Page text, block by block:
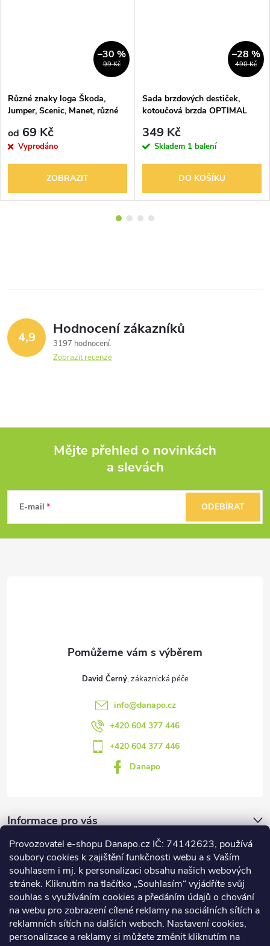
Provozovatel e-shopu Danapo.cz IČ: 74142623, používá
soubory cookies k zajištění funkčnosti webu a s Vaším
souhlasem i mj. k personalizaci obsahu našich webových
stránek. Kliknutím na tlačítko „Souhlasím“ vyjádříte svůj
souhlas s využíváním cookies a předáním údajů o chování
na webu pro zobrazení cílené reklamy na sociálních sítích a
reklamních sítích na dalších webech. Nastavení cookies,
personalizace a reklamy si můžete změnit kliknutím na
99 Kč
–30 %
Různé znaky loga Škoda,
Jumper, Scenic, Manet, různé
od 69 Kč
Vyprodáno
ZOBRAZIT
490 Kč
–28 %
Sada brzdových destiček,
kotoučová brzda OPTIMAL
349 Kč
Skladem 1 balení
DO KOŠÍKU
4,9 Hodnocení zákazníků
3197 hodnocení
Zobrazit recenze
p
Mějte přehled o novinkách
a slevách
E-mail ODEBÍRAT
David Černý
info@danapo.cz
+420 604 377 446
+420 604 377 446
Danapo
Informace pro vás
Dotazník
Co upřednosťnujete?
Počet hlasů:437
Facebook